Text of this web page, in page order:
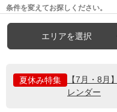
条件を変えてお探しください。
エリアを選択
夏休み特集
【7月・8月
レンダー